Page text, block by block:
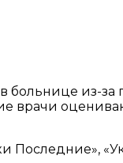
больнице из-
врачи
Последние»,